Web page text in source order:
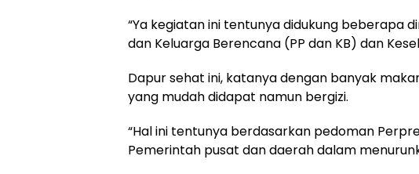
“Ya kegiatan ini tentunya didukung beberapa
dan Keluarga Berencana (PP dan KB) dan
Dapur sehat ini, katanya dengan banyak
yang mudah didapat namun bergizi.
“Hal ini tentunya berdasarkan pedoman
Pemerintah pusat dan daerah dalam